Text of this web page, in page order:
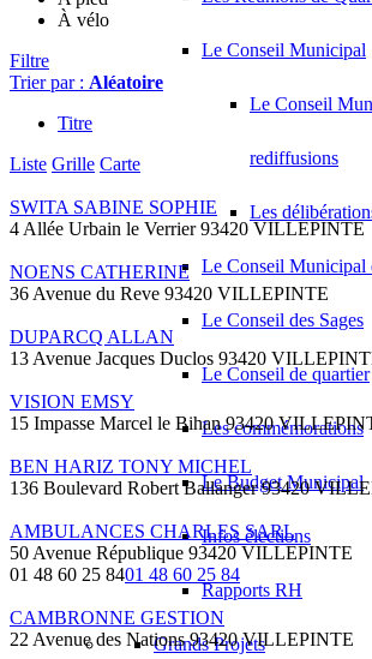
Le Conseil Municipal
Le Conseil
rediffusions
Les
Le Conseil Municipal
Le Conseil des Sages
Le Conseil de quartier
Les commémorations
Le Budget Municipal
Infos élections
Rapports RH
Grands Projets
À vélo
Filtre
Trier par : Aléatoire
Titre
Liste Grille Carte
SWITA SABINE SOPHIE
4 Allée Urbain le Verrier 93420 VILLEPINTE
NOENS CATHERINE
36 Avenue du Reve 93420 VILLEPINTE
DUPARCQ ALLAN
13 Avenue Jacques Duclos 93420
VISION EMSY
15 Impasse Marcel le Bihan 93420
BEN HARIZ TONY MICHEL
136 Boulevard Robert Ballanger 93420
AMBULANCES CHARLES SARL
50 Avenue République 93420 VILLEPINTE
01 48 60 25 8401 48 60 25 84
CAMBRONNE GESTION
22 Avenue des Nations 93420 VILLEPINTE